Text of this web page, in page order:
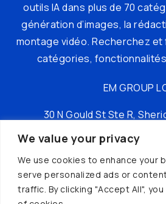
We value your privacy
We use cookies to enhance your
serve personalized ads or
traffic. By clicking "Accept All",
outils IA dans plus de 70
génération d’images, la
montage vidéo. Recherchez
catégories,
EM GROUP
30 N Gould St Ste R,
tél :